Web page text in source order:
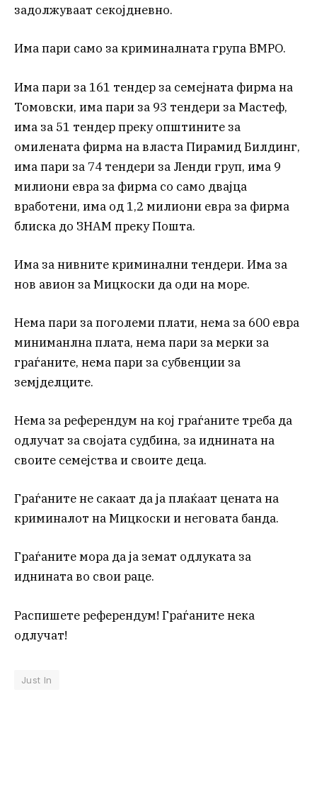
задолжуваат секојдневно.
Има пари само за криминалната група ВМРО.
Има пари за 161 тендер за семејната фирма на
Томовски, има пари за 93 тендери за Мастеф,
има за 51 тендер преку општините за
омилената фирма на власта Пирамид Билдинг,
има пари за 74 тендери за Ленди груп, има 9
милиони евра за фирма со само двајца
вработени, има од 1,2 милиони евра за фирма
блиска до ЗНАМ преку Пошта.
Има за нивните криминални тендери. Има за
нов авион за Мицкоски да оди на море.
Нема пари за поголеми плати, нема за 600 евра
миниманлна плата, нема пари за мерки за
граѓаните, нема пари за субвенции за
земјделците.
Нема за референдум на кој граѓаните треба да
одлучат за својата судбина, за иднината на
своите семејства и своите деца.
Граѓаните не сакаат да ја плаќаат цената на
криминалот на Мицкоски и неговата банда.
Граѓаните мора да ја земат одлуката за
иднината во свои раце.
Распишете референдум! Граѓаните нека
одлучат!
Just In